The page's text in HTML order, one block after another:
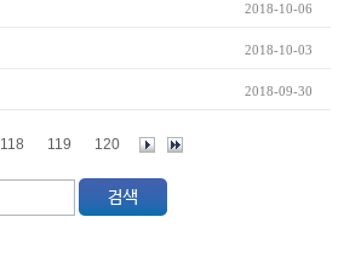
2018-10-06
2018-10-03
2018-09-30
118 119 120